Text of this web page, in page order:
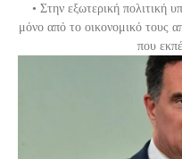
• Στην εξωτερική πολιτική
μόνο από το οικονομικό τους
που